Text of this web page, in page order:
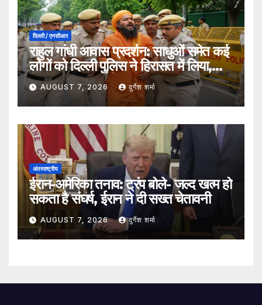
दिल्ली / एनसीआर
राहुल गांधी आवास प्रदर्शन: साधुओं समेत कई
लोगों को दिल्ली पुलिस ने हिरासत में लिया,
सुरक्षा व्यवस्था कड़ी
AUGUST 7, 2026 दुर्गेश शर्मा
अंतरराष्ट्रीय
ईरान-अमेरिका तनाव: ट्रंप बोले- जल्द खत्म हो
सकता है संघर्ष, ईरान ने दी सख्त चेतावनी
AUGUST 7, 2026 दुर्गेश शर्मा